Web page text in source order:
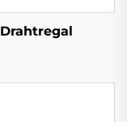
Drahtregal